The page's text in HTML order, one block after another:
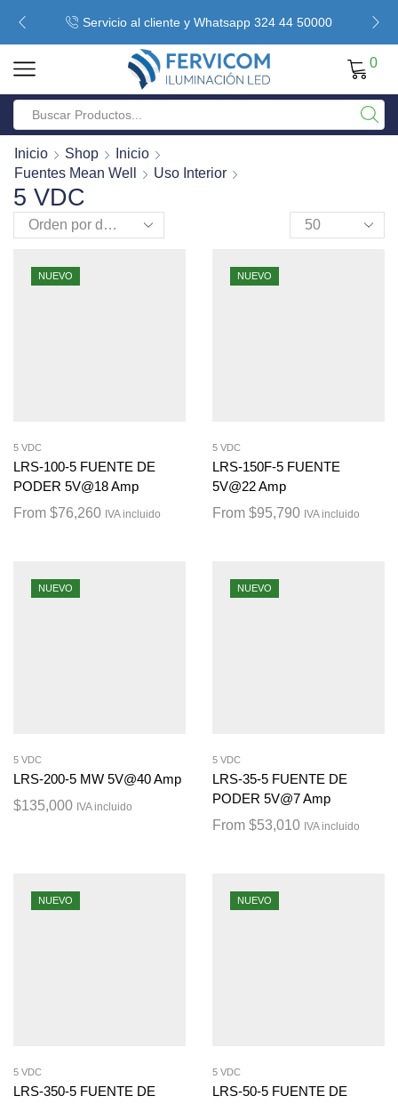
Servicio al cliente y Whatsapp 324 44 50000
0
Inicio Shop
Inicio
Fuentes Mean Well
Uso Interior
5 VDC
NUEVO
5 VDC
LRS-100-5 FUENTE DE
PODER 5V@18 Amp
From $76,260 IVA incluido
NUEVO
5 VDC
LRS-150F-5 FUENTE
5V@22 Amp
From $95,790 IVA incluido
NUEVO
5 VDC
LRS-200-5 MW 5V@40 Amp
$135,000 IVA incluido
NUEVO
5 VDC
LRS-35-5 FUENTE DE
PODER 5V@7 Amp
From $53,010 IVA incluido
NUEVO
5 VDC
LRS-350-5 FUENTE DE
NUEVO
5 VDC
LRS-50-5 FUENTE DE